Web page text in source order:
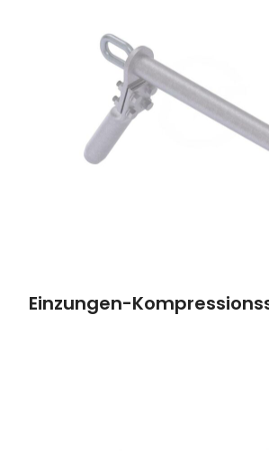
Einzungen-